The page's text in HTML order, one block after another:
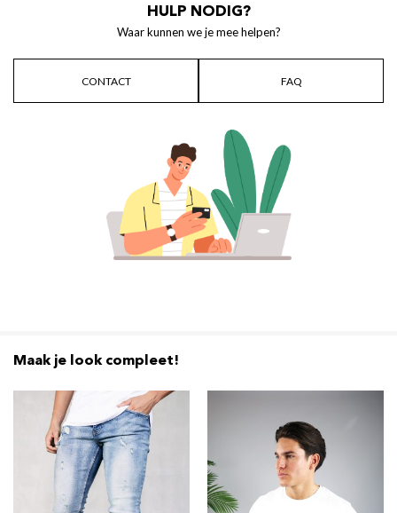
HULP NODIG?
Waar kunnen we je mee helpen?
CONTACT FAQ
Maak je look compleet!